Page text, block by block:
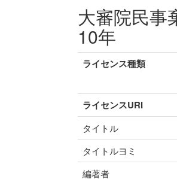
大審院民事
10年
ライセンス種類
ライセンスURI
タイトル
タイトルヨミ
編著者